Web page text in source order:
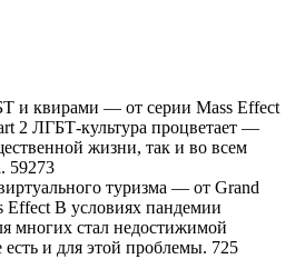
и квирами — от серии Mass Effect
2 ЛГБТ-культура процветает —
жизни, так и во всем
59273
туризма — от Grand
Effect В условиях пандемии
многих стал недостижимой
и для этой проблемы. 725